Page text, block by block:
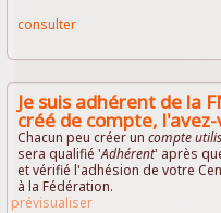
consulter
Je suis adhérent de la
créé de compte,
Chacun peu créer uncompte
sera qualifié 'Adhérent' après
et vérifié l'adhésion de votre
à la Fédération.
prévisualiser